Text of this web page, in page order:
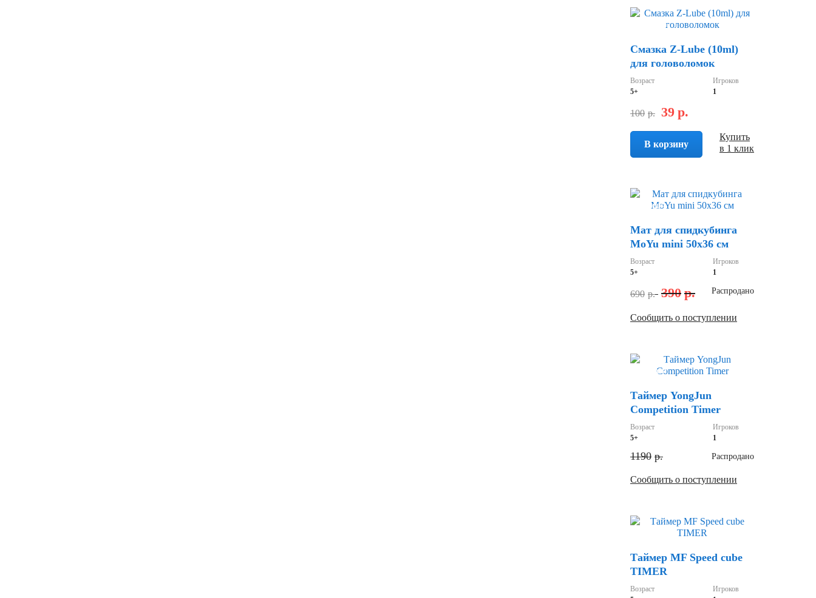
Скидка
Смазка Z-Lube (10ml)
для головоломок
Возраст
5+
Игроков
1
100 р. 39 р.
В корзину
Купить
в 1 клик
Скидка
Мат для спидкубинга
MoYu mini 50х36 см
Возраст
5+
Игроков
1
690 р. 390 р. Распродано
Сообщить о поступлении
Скидка
Таймер YongJun
Competition Timer
Возраст
5+
Игроков
1
1190 р. Распродано
Сообщить о поступлении
Таймер MF Speed cube
TIMER
Возраст
Игроков